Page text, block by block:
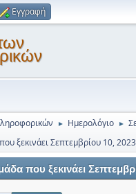
Εγγραφή
► Ημερολόγιο ►
ξεκινάει Σεπτεμβρίου 10, 2023
που ξεκινάει